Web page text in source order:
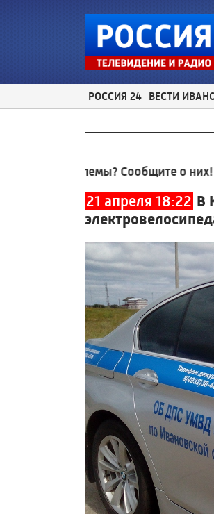
РОССИЯ 24 ВЕСТИ
Сообщите о них! Номер
21 апреля 18:22 В